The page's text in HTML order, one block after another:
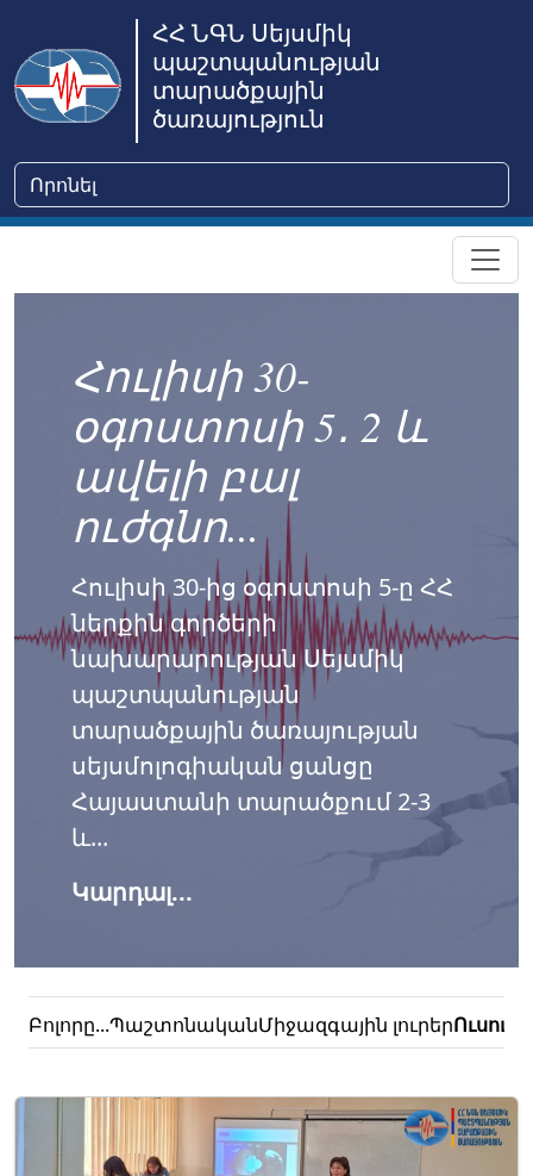
ՀՀ ՆԳՆ Սեյսմիկ
պաշտպանության
տարածքային
ծառայություն
Հուլիսի 30-
օգոստոսի 5․ 2 և
ավելի բալ
ուժգնո...
Հուլիսի 30-ից օգոստոսի 5-ը ՀՀ
ներքին գործերի
նախարարության Սեյսմիկ
պաշտպանության
տարածքային ծառայության
սեյսմոլոգիական ցանցը
Հայաստանի տարածքում 2-3
և...
Կարդալ...
Բոլորը...ՊաշտոնականՄիջազգային լուրեր